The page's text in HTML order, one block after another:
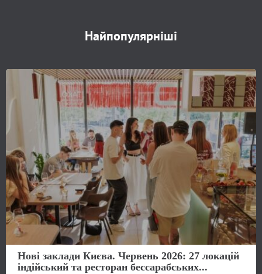
Найпопулярніші
Нові заклади Києва. Червень 2026: 27 локацій
індійський та ресторан бессарабських...